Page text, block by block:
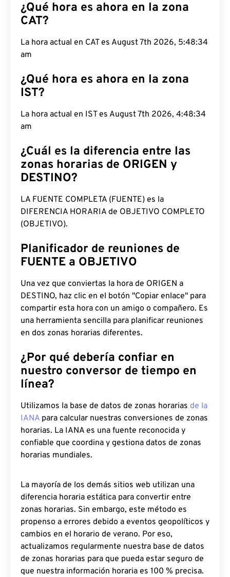
¿Qué hora es ahora en la zona
CAT?
La hora actual en CAT es August 7th 2026, 5:48:35
am
¿Qué hora es ahora en la zona
IST?
La hora actual en IST es August 7th 2026, 4:48:35
am
¿Cuál es la diferencia entre las
zonas horarias de ORIGEN y
DESTINO?
LA FUENTE COMPLETA (FUENTE) es la
DIFERENCIA HORARIA de OBJETIVO COMPLETO
(OBJETIVO).
Planificador de reuniones de
FUENTE a OBJETIVO
Una vez que conviertas la hora de ORIGEN a
DESTINO, haz clic en el botón "Copiar enlace" para
compartir esta hora con un amigo o compañero. Es
una herramienta sencilla para planificar reuniones
en dos zonas horarias diferentes.
¿Por qué debería confiar en
nuestro conversor de tiempo en
línea?
Utilizamos la base de datos de zonas horarias de la
IANA para calcular nuestras conversiones de zonas
horarias. La IANA es una fuente reconocida y
confiable que coordina y gestiona datos de zonas
horarias mundiales.
La mayoría de los demás sitios web utilizan una
diferencia horaria estática para convertir entre
zonas horarias. Sin embargo, este método es
propenso a errores debido a eventos geopolíticos y
cambios en el horario de verano. Por eso,
actualizamos regularmente nuestra base de datos
de zonas horarias para que pueda estar seguro de
que nuestra información horaria es 100 % precisa.